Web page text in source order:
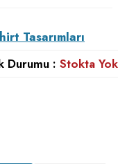
Tasarımları
Durumu : Stokta Yok